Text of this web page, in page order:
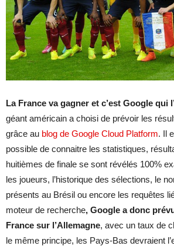
La France va gagner et c’est Google qui
géant américain a choisi de prévoir les
grâce au blog de Google Cloud Platform. Il
possible de connaitre les statistiques,
huitièmes de finale se sont révélés 100%
les joueurs, l’historique des sélections, le
présents au Brésil ou encore les requêtes
moteur de recherche, Google a donc
France sur l’Allemagne, avec un taux de
le même principe, les Pays-Bas devraient